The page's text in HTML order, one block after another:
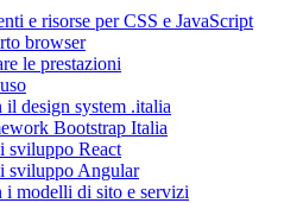
e risorse per CSS e JavaScript
browser
le prestazioni
design system .italia
Bootstrap Italia
sviluppo React
sviluppo Angular
i modelli di sito e servizi